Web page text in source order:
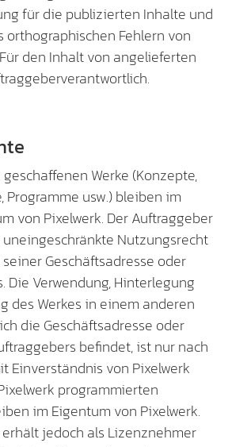
für die publizierten Inhalte und
orthographischen Fehlern von
den Inhalt von angelieferten
Werke (Konzepte,
Programme usw.) bleiben im
von Pixelwerk. Der Auftraggeber
Nutzungsrecht
Geschäftsadresse oder
Die Verwendung, Hinterlegung
des Werkes in einem anderen
die Geschäftsadresse oder
befindet, ist nur nach
Einverständnis von Pixelwerk
programmierten
im Eigentum von Pixelwerk.
jedoch als Lizenznehmer